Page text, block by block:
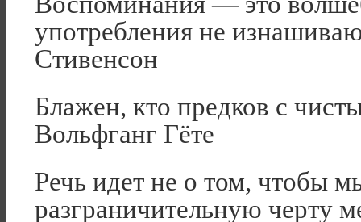
употребления не
Стивенсон
Блажен, кто предков с
Вольфганг Гёте
Речь идет не о том, чтобы
разграничительную черту